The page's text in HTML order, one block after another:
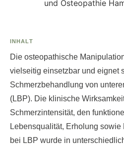
INHALT
Die osteopathische
vielseitig einsetzbar und eignet
Schmerzbehandlung von
(LBP). Die klinische
Schmerzintensität, den
Lebensqualität, Erholung
bei LBP wurde in